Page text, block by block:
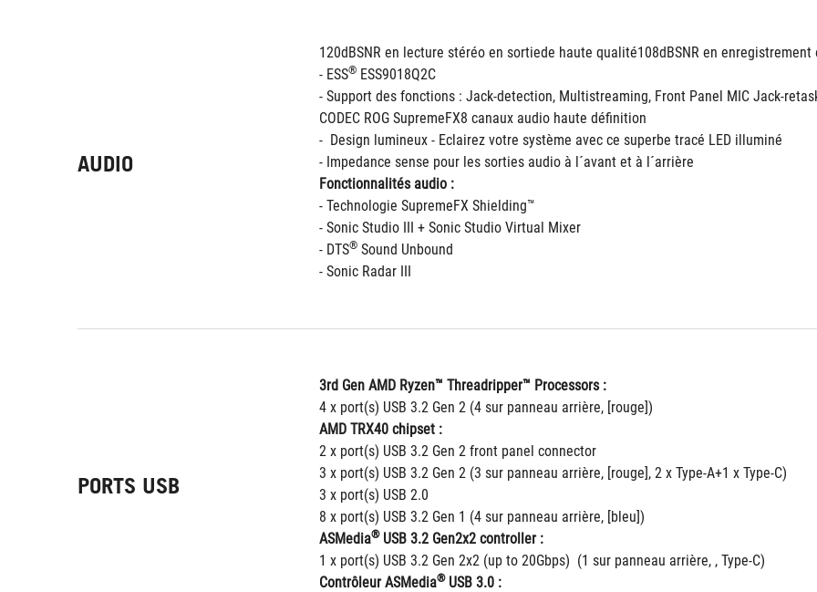
AUDIO
120dBSNR en lecture stéréo en sortiede haute qualité108dBSNR en enregistrement
- ESS® ESS9018Q2C
- Support des fonctions : Jack-detection, Multistreaming, Front Panel MIC Jack-
CODEC ROG SupremeFX8 canaux audio haute définition
-  Design lumineux - Eclairez votre système avec ce superbe tracé LED illuminé
- Impedance sense pour les sorties audio à l´avant et à l´arrière
Fonctionnalités audio :
- Technologie SupremeFX Shielding™
- Sonic Studio III + Sonic Studio Virtual Mixer
- DTS® Sound Unbound
- Sonic Radar III
PORTS USB
3rd Gen AMD Ryzen™ Threadripper™ Processors :
4 x port(s) USB 3.2 Gen 2 (4 sur panneau arrière, [rouge])
AMD TRX40 chipset :
2 x port(s) USB 3.2 Gen 2 front panel connector
3 x port(s) USB 3.2 Gen 2 (3 sur panneau arrière, [rouge], 2 x Type-A+1 x Type-C)
3 x port(s) USB 2.0
8 x port(s) USB 3.2 Gen 1 (4 sur panneau arrière, [bleu])
ASMedia® USB 3.2 Gen2x2 controller :
1 x port(s) USB 3.2 Gen 2x2 (up to 20Gbps)  (1 sur panneau arrière, , Type-C)
Contrôleur ASMedia® USB 3.0 :